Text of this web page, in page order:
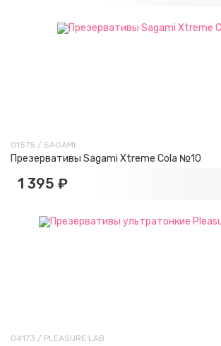
01575 / SAGAMI
Презервативы Sagami Xtreme Cola №10
1 395 ₽
04173 / PLEASURE LAB